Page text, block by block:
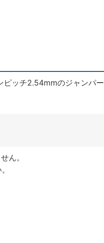
ピッチ2.54mmのジャンパー
ん。